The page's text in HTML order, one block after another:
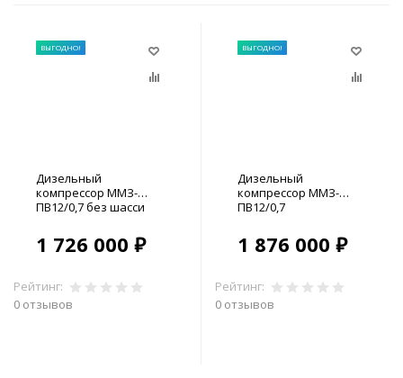
ВЫГОДНО!
Дизельный
компрессор ММЗ-
ПВ12/0,7 без шасси
1 726 000 ₽
Рейтинг:
0 отзывов
ВЫГОДНО!
Дизельный
компрессор ММЗ-
ПВ12/0,7
1 876 000 ₽
Рейтинг:
0 отзывов